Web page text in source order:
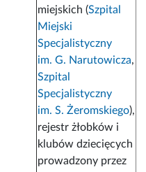
miejskich (Szpital
Miejski
Specjalistyczny
im. G. Narutowicza,
Szpital
Specjalistyczny
im. S. Żeromskiego),
rejestr żłobków i
klubów dziecięcych
prowadzony przez